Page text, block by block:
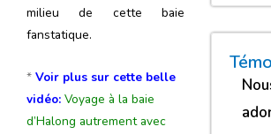
milieu de cette baie
fanstatique.
* Voir plus sur cette belle
vidéo: Voyage à la baie
d’Halong autrement avec